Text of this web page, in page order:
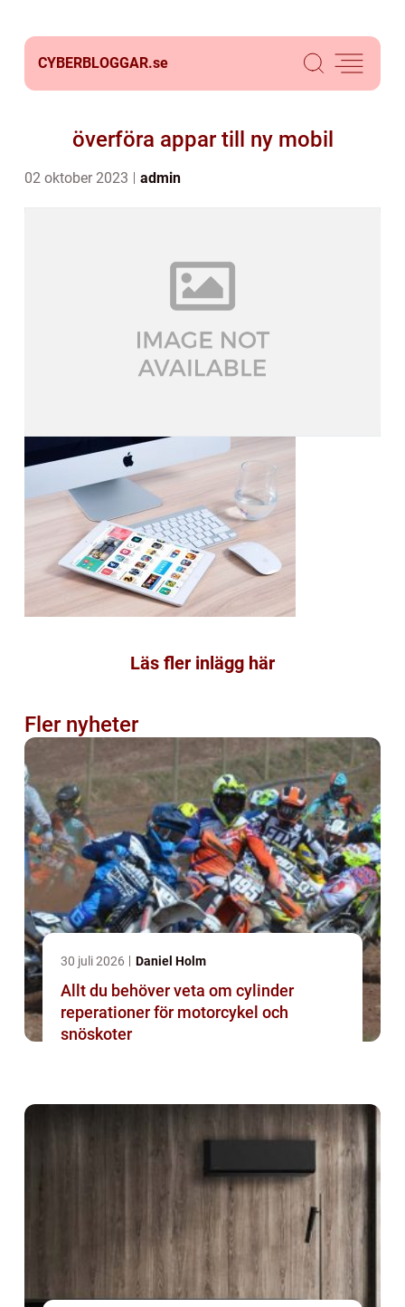
CYBERBLOGGAR.se
överföra appar till ny mobil
02 oktober 2023 admin
Läs fler inlägg här
Fler nyheter
30 juli 2026 Daniel Holm
Allt du behöver veta om cylinder
reperationer för motorcykel och
snöskoter